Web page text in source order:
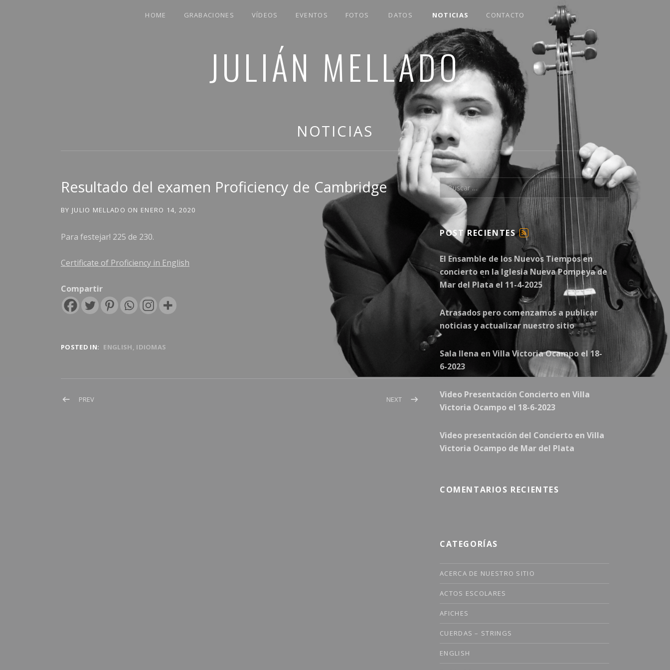
JULIÁN MELLADO
HOME GRABACIONES VÍDEOS EVENTOS FOTOS DATOS NOTICIAS CONTACTO
NOTICIAS
Resultado del examen Proficiency de Cambridge
BY JULIO MELLADO ON ENERO 14, 2020
Para festejar! 225 de 230.
Certificate of Proficiency in English
Compartir
POSTED IN: ENGLISH IDIOMAS
Navegación de entradas
PREVPOST: ACTO DE COLACIÓN IAE 2019 – 28º PROMOCIÓN – FOTOS NEXTPOST: EVENTO EN SANTA CLARA DEL MAR EL 25-01-2020
Buscar:
POST RECIENTES
F
E
E
D
El Ensamble de los Nuevos Tiempos en
concierto en la Iglesia Nueva Pompeya de
Mar del Plata el 11-4-2025
Atrasados pero comenzamos a publicar
noticias y actualizar nuestro sitio
Sala llena en Villa Victoria Ocampo el 18-
6-2023
Video Presentación Concierto en Villa
Victoria Ocampo el 18-6-2023
Video presentación del Concierto en Villa
Victoria Ocampo de Mar del Plata
COMENTARIOS RECIENTES
CATEGORÍAS
ACERCA DE NUESTRO SITIO
ACTOS ESCOLARES
AFICHES
CUERDAS – STRINGS
ENGLISH